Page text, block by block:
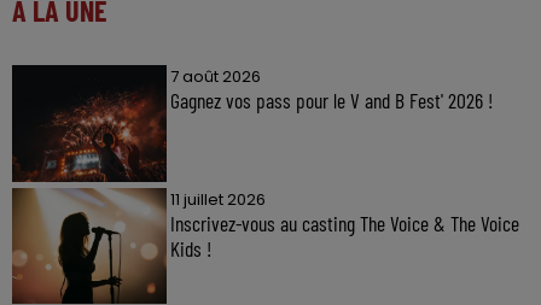
À LA UNE
7 août 2026
Gagnez vos pass pour le V and B Fest' 2026 !
11 juillet 2026
Inscrivez-vous au casting The Voice & The Voice
Kids !